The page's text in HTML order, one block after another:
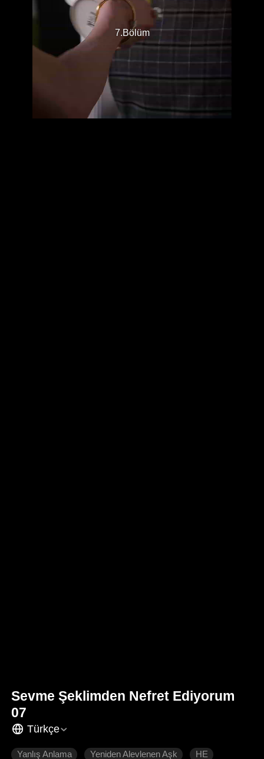
7.Bölüm
Sevme Şeklimden Nefret Ediyorum
07
Türkçe
Yanlış Anlama Yeniden Alevlenen Aşk HE